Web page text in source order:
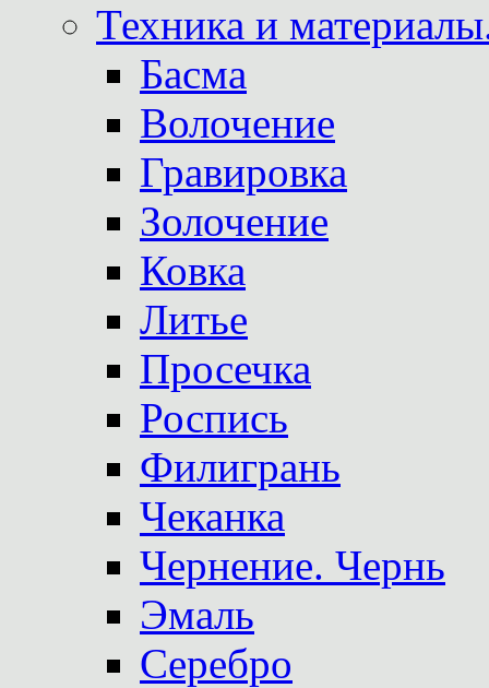
Техника и
Басма
Волочение
Гравировка
Золочение
Ковка
Литье
Просечка
Роспись
Филигрань
Чеканка
Чернение. Чернь
Эмаль
Серебро